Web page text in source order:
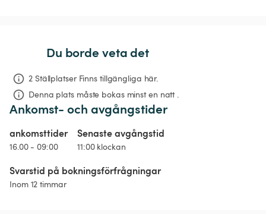
Du borde veta det
2 Ställplatser Finns tillgängliga här.
Denna plats måste bokas minst en natt .
Ankomst- och avgångstider
ankomsttider
16.00 - 09:00
Senaste avgångstid
11:00 klockan
Svarstid på bokningsförfrågningar
Inom 12 timmar